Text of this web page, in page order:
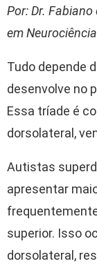
Por: Dr.
em
Tudo depende
desenvolve no
Essa tríade é
dorsolateral,
Autistas
apresentar
superior. Isso
dorsolateral,